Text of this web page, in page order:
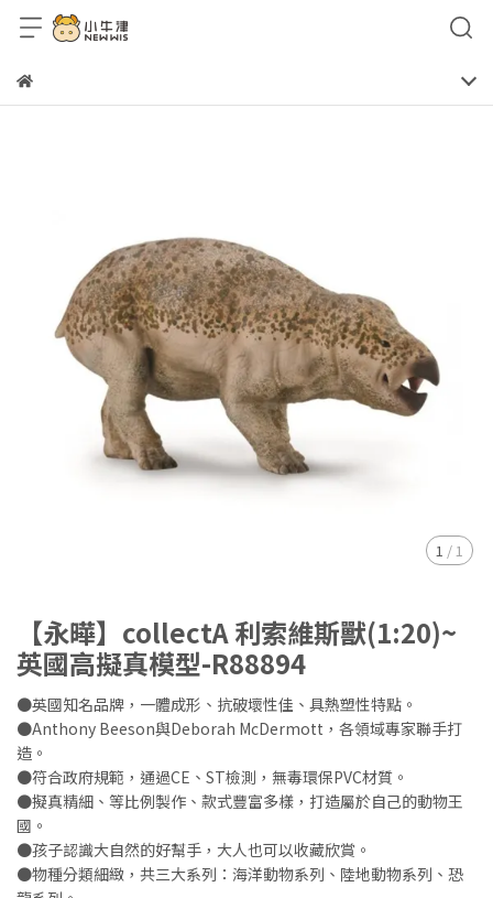
1 / 1
【永曄】collectA 利索維斯獸(1:20)~
英國高擬真模型-R88894
●英國知名品牌，一體成形、抗破壞性佳、具熱塑性特點。
●Anthony Beeson與Deborah McDermott，各領域專家聯手打
造。
●符合政府規範，通過CE、ST檢測，無毒環保PVC材質。
●擬真精細、等比例製作、款式豐富多樣，打造屬於自己的動物王
國。
●孩子認識大自然的好幫手，大人也可以收藏欣賞。
●物種分類細緻，共三大系列：海洋動物系列、陸地動物系列、恐